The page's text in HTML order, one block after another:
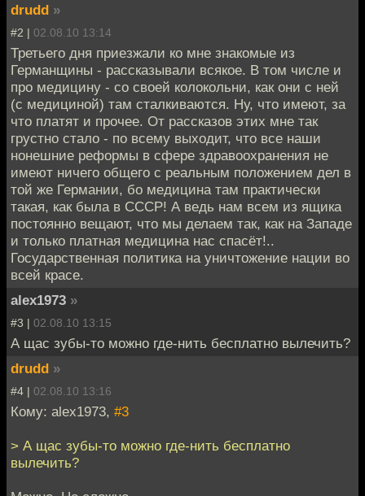
drudd »
#2 | 02.08.10 13:14
Третьего дня приезжали ко мне знакомые из
Германщины - рассказывали всякое. В том числе и
про медицину - со своей колокольни, как они с ней
(с медициной) там сталкиваются. Ну, что имеют, за
что платят и прочее. От рассказов этих мне так
грустно стало - по всему выходит, что все наши
нонешние реформы в сфере здравоохранения не
имеют ничего общего с реальным положением дел в
той же Германии, бо медицина там практически
такая, как была в СССР! А ведь нам всем из ящика
постоянно вещают, что мы делаем так, как на Западе
и только платная медицина нас спасёт!..
Государственная политика на уничтожение нации во
всей красе.
alex1973 »
#3 | 02.08.10 13:15
А щас зубы-то можно где-нить бесплатно вылечить?
drudd »
#4 | 02.08.10 13:16
Кому: alex1973, #3
> А щас зубы-то можно где-нить бесплатно
вылечить?